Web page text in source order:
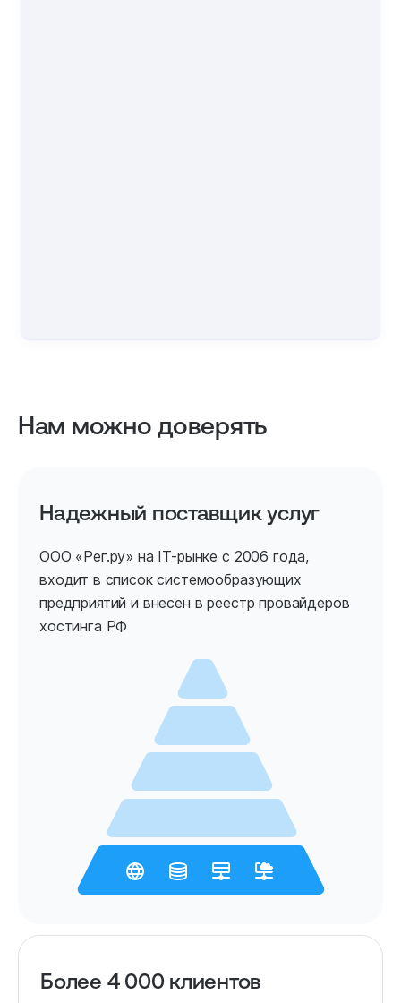
Нам можно доверять
Надежный поставщик услуг
ООО «Рег.ру» на IT-рынке с 2006 года,
входит в список системообразующих
предприятий и внесен в реестр провайдеров
хостинга РФ
Более 4 000 клиентов